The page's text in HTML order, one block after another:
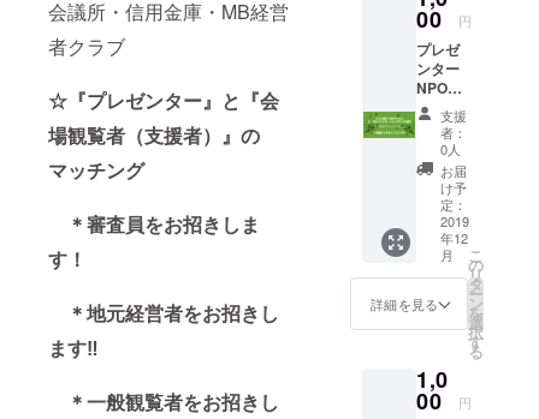
会議所・信用金庫・MB経営
者クラブ
☆『プレゼンター』と『会
場観覧者（支援者）』の
マッチング
＊審査員をお招きしま
す！
＊地元経営者をお招きし
ます‼
＊一般観覧者をお招きし
00 円
プレゼ
ンター
NPO法
人ゴー
ルデン
ベル 高
田朝子
様よ
り、心
を込め
て御礼
メール
を差し
上げま
す。
支援
者：
0人
お届
け予
定：
2019
年12
月
詳細を見る
こ
の
リ
タ
ー
ン
を
選
択
す
る
1,0
00 円